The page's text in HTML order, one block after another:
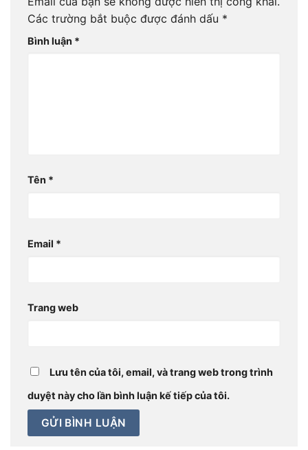
Các trường bắt buộc được đánh dấu *
Bình luận *
Tên *
Email *
Trang web
Lưu tên của tôi, email, và trang web trong trình
duyệt này cho lần bình luận kế tiếp của tôi.